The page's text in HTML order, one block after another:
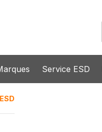
Service ESD